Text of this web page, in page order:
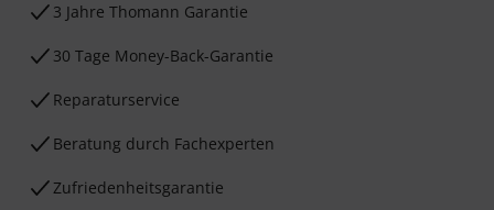
3 Jahre Thomann Garantie
30 Tage Money-Back-Garantie
Reparaturservice
Beratung durch Fachexperten
Zufriedenheitsgarantie